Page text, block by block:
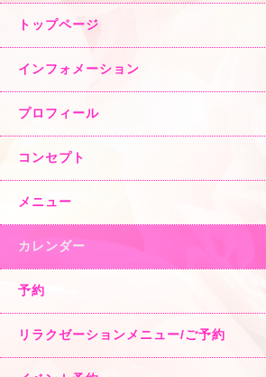
トップページ
インフォメーション
プロフィール
コンセプト
メニュー
カレンダー
予約
リラクゼーションメニュー/ご予約